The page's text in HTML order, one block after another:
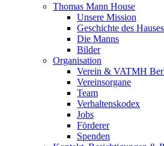
Thomas Mann House
Unsere Mission
Geschichte des Hauses
Die Manns
Bilder
Organisation
Verein & VATMH
Vereinsorgane
Team
Verhaltenskodex
Jobs
Förderer
Spenden